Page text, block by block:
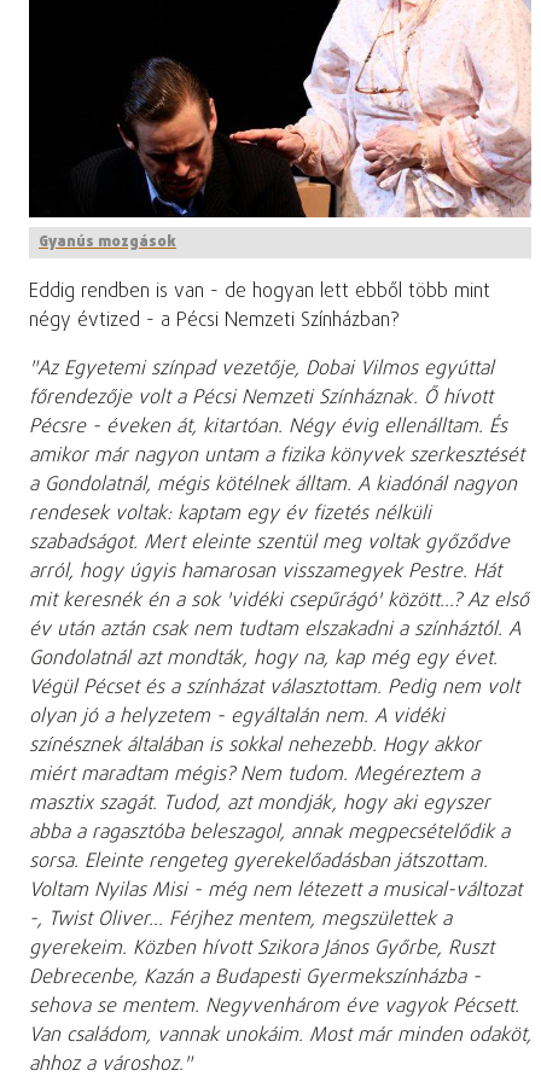
Gyanús mozgások
Eddig rendben is van - de hogyan lett ebből több mint
négy évtized - a Pécsi Nemzeti Színházban?
"Az Egyetemi színpad vezetője, Dobai Vilmos egyúttal
főrendezője volt a Pécsi Nemzeti Színháznak. Ő hívott
Pécsre - éveken át, kitartóan. Négy évig ellenálltam. És
amikor már nagyon untam a fizika könyvek szerkesztését
a Gondolatnál, mégis kötélnek álltam. A kiadónál nagyon
rendesek voltak: kaptam egy év fizetés nélküli
szabadságot. Mert eleinte szentül meg voltak győződve
arról, hogy úgyis hamarosan visszamegyek Pestre. Hát
mit keresnék én a sok 'vidéki csepűrágó' között...? Az első
év után aztán csak nem tudtam elszakadni a színháztól. A
Gondolatnál azt mondták, hogy na, kap még egy évet.
Végül Pécset és a színházat választottam. Pedig nem volt
olyan jó a helyzetem - egyáltalán nem. A vidéki
színésznek általában is sokkal nehezebb. Hogy akkor
miért maradtam mégis? Nem tudom. Megéreztem a
masztix szagát. Tudod, azt mondják, hogy aki egyszer
abba a ragasztóba beleszagol, annak megpecsételődik a
sorsa. Eleinte rengeteg gyerekelőadásban játszottam.
Voltam Nyilas Misi - még nem létezett a musical-változat
-, Twist Oliver... Férjhez mentem, megszülettek a
gyerekeim. Közben hívott Szikora János Győrbe, Ruszt
Debrecenbe, Kazán a Budapesti Gyermekszínházba -
sehova se mentem. Negyvenhárom éve vagyok Pécsett.
Van családom, vannak unokáim. Most már minden odaköt,
ahhoz a városhoz."